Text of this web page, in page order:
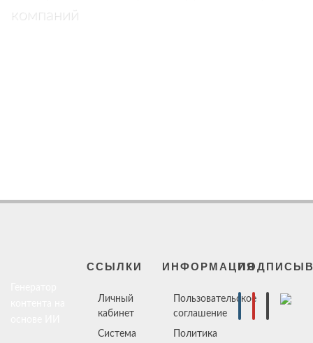
компаний
ССЫЛКИ
Личный
кабинет
Система
ИНФОРМАЦИЯ
Пользовательское
соглашение
Политика